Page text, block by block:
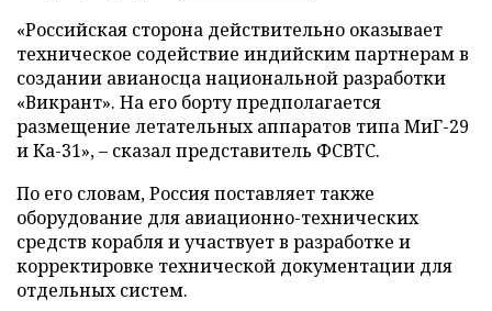
«Российская сторона действительно оказывает
техническое содействие индийским партнерам в
создании авианосца национальной разработки
«Викрант». На его борту предполагается
размещение летательных аппаратов типа МиГ-29
и Ка-31», – сказал представитель ФСВТС.
По его словам, Россия поставляет также
оборудование для авиационно-технических
средств корабля и участвует в разработке и
корректировке технической документации для
отдельных систем.